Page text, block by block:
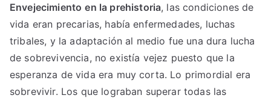
Envejecimiento en la prehistoria, las condiciones de
vida eran precarias, había enfermedades, luchas
tribales, y la adaptación al medio fue una dura lucha
de sobrevivencia, no existía vejez puesto que la
esperanza de vida era muy corta. Lo primordial era
sobrevivir. Los que lograban superar todas las